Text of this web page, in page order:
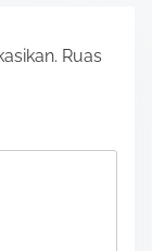
Ruas